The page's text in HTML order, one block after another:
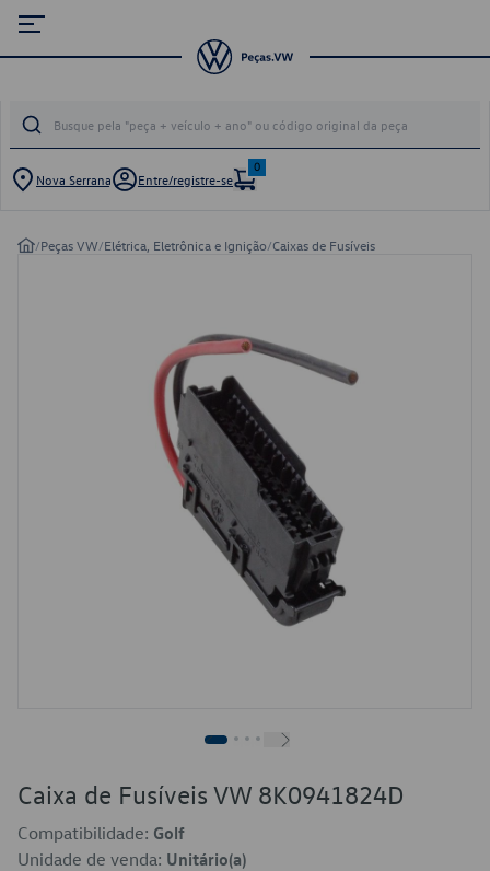
Nova Serrana Entre/registre-se
0
/Peças VW/Elétrica, Eletrônica e Ignição/Caixas de Fusíveis
Caixa de Fusíveis VW 8K0941824D
Compatibilidade: Golf
Unidade de venda: Unitário(a)